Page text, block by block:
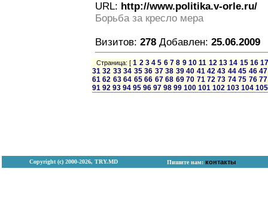
URL: http://www.politika.v-orle.ru/
Борьба за кресло мера
Визитов: 278 Добавлен: 25.06.2009
Страница: [1 2 3 4 5 6 7 8 9 10 11 12 13 14 15 16
31 32 33 34 35 36 37 38 39 40 41 42 43 44 45 46 47
61 62 63 64 65 66 67 68 69 70 71 72 73 74 75 76 77
91 92 93 94 95 96 97 98 99 100 101 102 103 104 105
Copyright (с) 2000-2026, TRY.MD Пишите нам: контакты